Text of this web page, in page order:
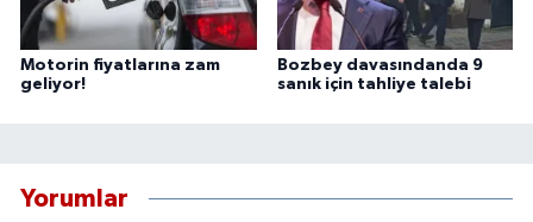
Motorin fiyatlarına zam
geliyor!
Bozbey davasındanda 9
sanık için tahliye talebi
Yorumlar